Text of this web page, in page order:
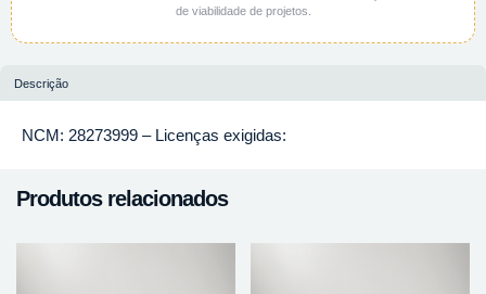
de viabilidade de projetos.
Descrição
NCM: 28273999 – Licenças exigidas:
Produtos relacionados